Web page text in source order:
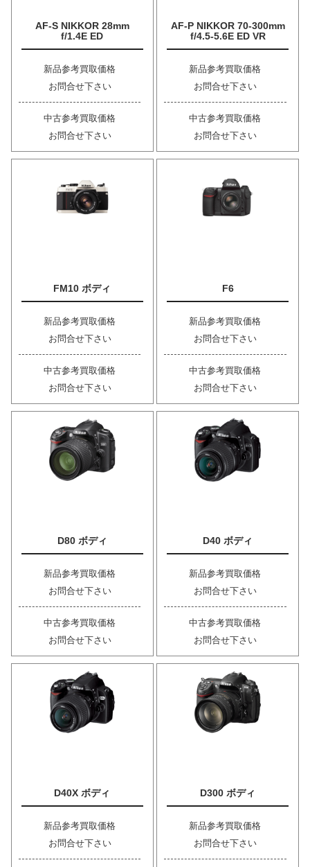
AF-S NIKKOR 28mm
f/1.4E ED
新品参考買取価格
お問合せ下さい
中古参考買取価格
お問合せ下さい
AF-P NIKKOR 70-300mm
f/4.5-5.6E ED VR
新品参考買取価格
お問合せ下さい
中古参考買取価格
お問合せ下さい
FM10 ボディ
新品参考買取価格
お問合せ下さい
中古参考買取価格
お問合せ下さい
F6
新品参考買取価格
お問合せ下さい
中古参考買取価格
お問合せ下さい
D80 ボディ
新品参考買取価格
お問合せ下さい
中古参考買取価格
お問合せ下さい
D40 ボディ
新品参考買取価格
お問合せ下さい
中古参考買取価格
お問合せ下さい
D40X ボディ
新品参考買取価格
お問合せ下さい
D300 ボディ
新品参考買取価格
お問合せ下さい